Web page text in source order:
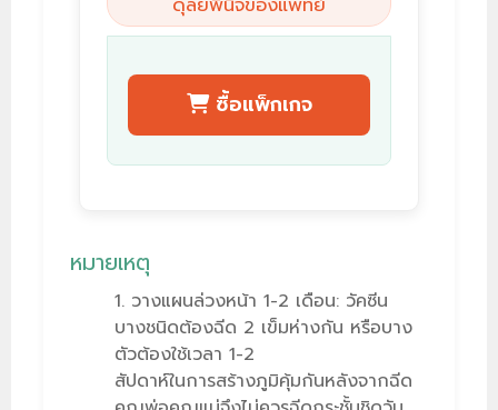
ซื้อแพ็กเกจ
หมายเหตุ
วางแผนล่วงหน้า 1-2 เดือน: วัคซีน
บางชนิดต้องฉีด 2 เข็มห่างกัน หรือบาง
ตัวต้องใช้เวลา 1-2
สัปดาห์ในการสร้างภูมิคุ้มกันหลังจากฉีด